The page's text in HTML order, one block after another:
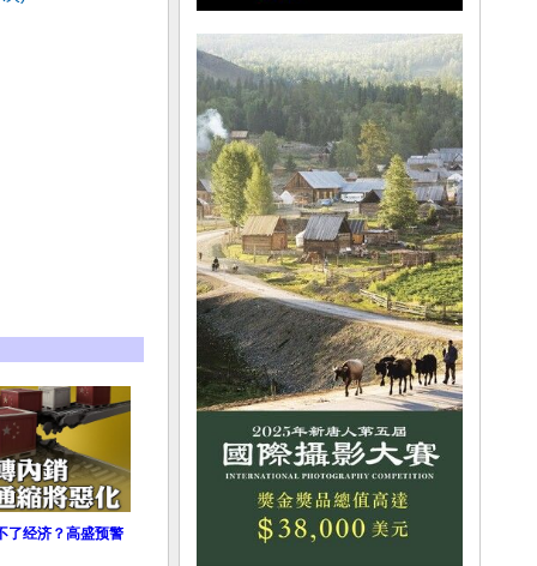
了经济？高盛预警